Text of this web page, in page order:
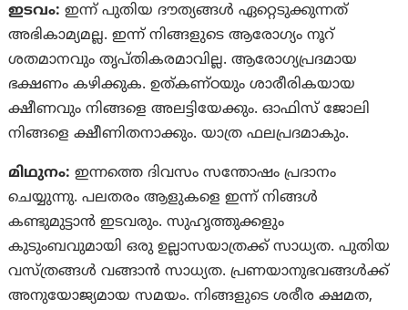
ഇടവം: ഇന്ന് പുതിയ ദൗത്യങ്ങള്‍ ഏറ്റെടുക്കുന്നത്
അഭികാമ്യമല്ല. ഇന്ന് നിങ്ങളുടെ ആരോഗ്യം നൂറ്
ശതമാനവും തൃപ്‌തികരമാവില്ല. ആരോഗ്യപ്രദമായ
ഭക്ഷണം കഴിക്കുക. ഉത്കണ്‌ഠയും ശാരീരികയായ
ക്ഷീണവും നിങ്ങളെ അലട്ടിയേക്കും. ഓഫിസ് ജോലി
നിങ്ങളെ ക്ഷീണിതനാക്കും. യാത്ര ഫലപ്രദമാകും.
മിഥുനം: ഇന്നത്തെ ദിവസം സന്തോഷം പ്രദാനം
ചെയ്യുന്നു. പലതരം ആളുകളെ ഇന്ന് നിങ്ങൾ
കണ്ടുമുട്ടാന്‍ ഇടവരും. സുഹൃത്തുക്കളും
കുടുംബവുമായി ഒരു ഉല്ലാസയാത്രക്ക് സാധ്യത. പുതിയ
വസ്ത്രങ്ങള്‍ വങ്ങാൻ സാധ്യത. പ്രണയാനുഭവങ്ങള്‍ക്ക്
അനുയോജ്യമായ സമയം. നിങ്ങളുടെ ശരീര ക്ഷമത,